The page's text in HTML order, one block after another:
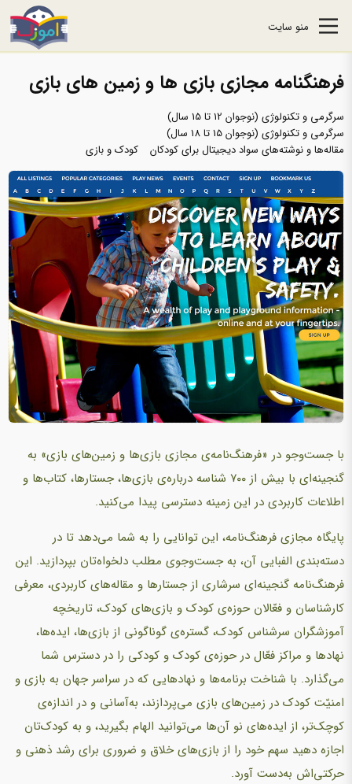
منو سایت
فرهنگنامه‌ مجازی بازی‌ ها و زمین‌ های بازی
سرگرمی و تکنولوژی (نوجوان 12 تا 15 سال)
سرگرمی و تکنولوژی (نوجوان 15 تا 18 سال)
مقاله‌ها و نوشته‌های سواد دیجیتال برای کودکان
کودک و بازی
با جست‌وجو در «فرهنگ‌نامه‌ی مجازی بازی‌ها و زمین‌های بازی‌» به
گنجینه‌ای با بیش از ۷۰۰ شناسه درباره‌ی بازی‌ها، جستارها، کتاب‌ها و
اطلاعات کاربردی در این زمینه دسترسی پیدا می‌کنید.
پایگاه مجازی فرهنگ‌نامه، این توانایی را به شما می‌دهد تا در
دسته‌بندی الفبایی آن، به جست‌وجوی مطلب دلخواه‌تان بپردازید. این
فرهنگ‌نامه گنجینه‌ای سرشاری از جستارها و مقاله‌های کاربردی، معرفی
کارشناسان و فعّالان حوزه‌ی کودک و بازی‌های کودک، تاریخچه
آموزشگران سرشناس کودک، گستره‌ی گوناگونی از بازی‌ها، ایده‌ها،
نهادها و مراکز فعّال در حوزه‌ی کودک و کودکی را در دسترس شما
می‌گذارد. با شناخت برنامه‌ها و نهادهایی که در سراسر جهان به بازی و
امنیّت کودک در زمین‌های بازی‌ می‌پردازند، به‌آسانی و در اندازه‌‌ی
کوچک‌تر، از ایده‌های نو آن‌ها می‌توانید الهام بگیرید، و به کودک‌تان
اجازه دهید سهم خود را از بازی‌های خلاق و ضروری برای رشد ذهنی و
حرکتی‌اش به‌دست آورد.